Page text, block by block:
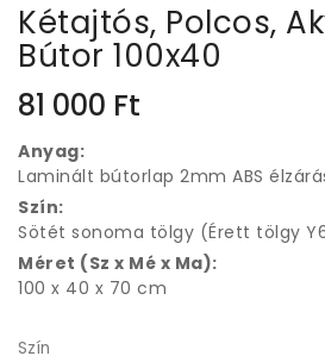
Kétajtós, Polcos,
Bútor 100x40
81 000 Ft
Anyag:
Laminált bútorlap 2mm ABS
Szín:
Sötét sonoma tölgy (Érett tölgy
Méret (Sz x Mé x Ma):
100 x 40 x 70 cm
Szín